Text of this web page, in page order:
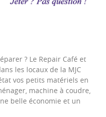
? Le Repair Café et
les locaux de la MJC
vos petits matériels en
machine à coudre,
belle économie et un